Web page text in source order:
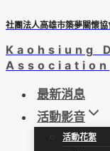
社團法人高雄市築夢關懷
Kaohsiung
Association
最新消息
活動影音
活動花絮